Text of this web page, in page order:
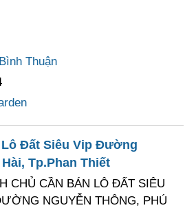
Bình Thuận
Đất Siêu Vip Đường
Tp.Phan Thiết
CHỦ CẦN BÁN LÔ ĐẤT SIÊU
NGUYỄN THÔNG, PHÚ